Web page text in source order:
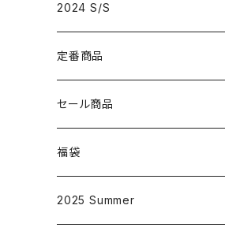
2024 S/S
定番商品
D001
大人
子供
D002
大人
D003
セール商品
福袋
2025 Summer